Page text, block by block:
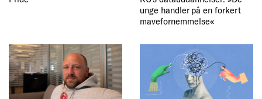
unge handler på en forkert
mavefornemmelse«